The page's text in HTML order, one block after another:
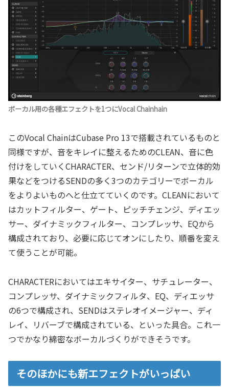
ボーカル用の各種エフェクトを1つにVocal Chainhain
このVocal ChainはCubase Pro 13で搭載されているものと
同様ですが、音をキレイに整えるためのCLEAN、音に色
付けをしていくCHARACTER、センド/リターンで立体的効
果などをつけるSENDの多く3つのカテゴリーでボーカル
をよりよいものへと仕立てていくのです。CLEANにおいて
はカットフィルター、ゲート、ピッチチェンジ、ディエッ
サー、ダイナミックフィルター、コンプレッサ、EQから
構成されており、必要に応じてオンにしたり、順番を変え
て使うことが可能。
CHARACTERにおいてはエキサイター、サチュレーター、
コンプレッサ、ダイナミックフィルタ、EQ、ディエッサ
の6つで構成され、SENDはステレオイメージャー、ディ
レイ、リバーブで構成されている、といった具合。これ一
つでかなり綿密なボーカルづくりができそうです。
そのほかにも新エフェクトがいっぱい